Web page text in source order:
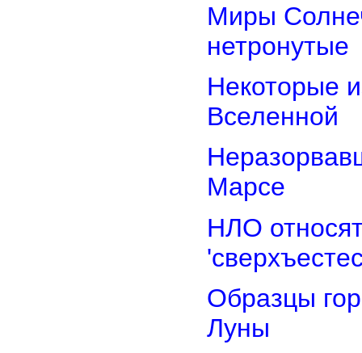
Миры
нетронутые
Некоторые
Вселенной
Марсе
НЛО
Образцы
Луны